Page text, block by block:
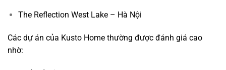
The Reflection West Lake – Hà Nội
Các dự án của Kusto Home thường được đánh giá cao
nhờ: